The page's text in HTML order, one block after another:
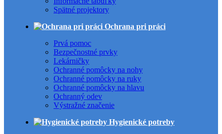
Spätné projektory
Ochrana pri práci
Prvá pomoc
Bezpečnostné prvky
Lekárničky
Ochranné pomôcky na nohy
Ochranné pomôcky na ruky
Ochranné pomôcky na hlavu
Ochranný odev
Výstražné značenie
Hygienické potreby